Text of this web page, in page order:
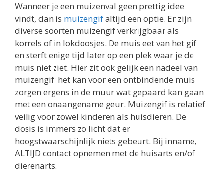
Wanneer je een muizenval geen prettig idee
vindt, dan is muizengifaltijd een optie. Er zijn
diverse soorten muizengif verkrijgbaar als
korrels of in lokdoosjes. De muis eet van het gif
en sterft enige tijd later op een plek waar je de
muis niet ziet. Hier zit ook gelijk een nadeel van
muizengif; het kan voor een ontbindende muis
zorgen ergens in de muur wat gepaard kan gaan
met een onaangename geur. Muizengif is relatief
veilig voor zowel kinderen als huisdieren. De
dosis is immers zo licht dat er
hoogstwaarschijnlijk niets gebeurt. Bij inname,
ALTIJD contact opnemen met de huisarts en/of
dierenarts.